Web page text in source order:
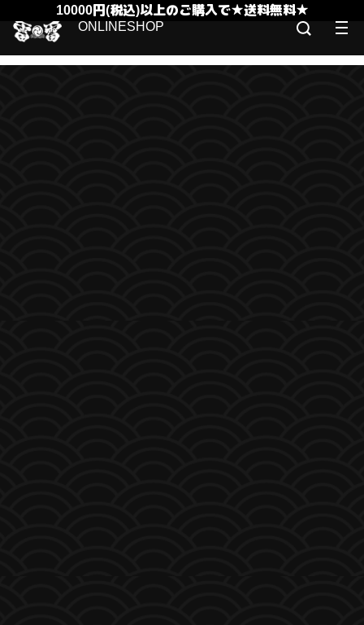
10000円(税込)以上のご購入で★送料無料★
ONLINESHOP